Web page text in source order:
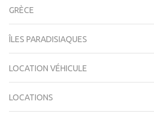
GRÈCE
ÎLES PARADISIAQUES
LOCATION VÉHICULE
LOCATIONS